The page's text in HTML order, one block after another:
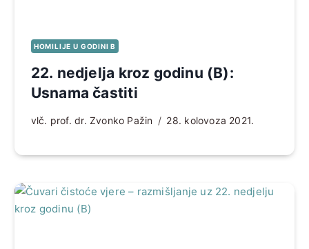
HOMILIJE U GODINI B
22. nedjelja kroz godinu (B):
Usnama častiti
vlč. prof. dr. Zvonko Pažin 28. kolovoza 2021.